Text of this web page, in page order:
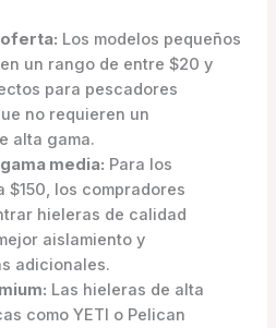
Los modelos pequeños
un rango de entre $20 y
para pescadores
no requieren un
alta gama.
media: Para los
$150, los compradores
hieleras de calidad
aislamiento y
adicionales.
Las hieleras de alta
como YETI o Pelican